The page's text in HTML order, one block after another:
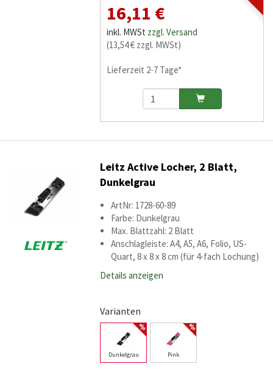
16,11 €
inkl. MWSt zzgl. Versand
(13,54 € zzgl. MWSt)
Lieferzeit 2-7 Tage*
Leitz Active Locher, 2 Blatt,
Dunkelgrau
ArtNr: 1728-60-89
Farbe: Dunkelgrau
Max. Blattzahl: 2 Blatt
Anschlagleiste: A4, A5, A6, Folio, US-
Quart, 8 x 8 x 8 cm (für 4-fach Lochung)
Details anzeigen
Varianten
Dunkelgrau Pink